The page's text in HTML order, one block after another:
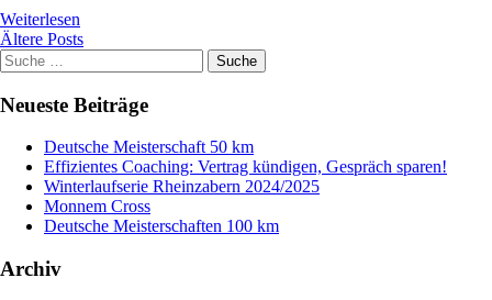
Weiterlesen
Beitragsnavigation
Ältere Posts
Suche
nach:
Suche
Neueste Beiträge
Deutsche Meisterschaft 50 km
Effizientes Coaching: Vertrag kündigen, Gespräch sparen!
Winterlaufserie Rheinzabern 2024/2025
Monnem Cross
Deutsche Meisterschaften 100 km
Archiv